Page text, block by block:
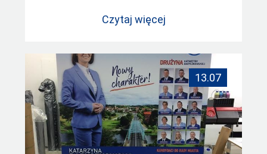
Czytaj więcej
13.07